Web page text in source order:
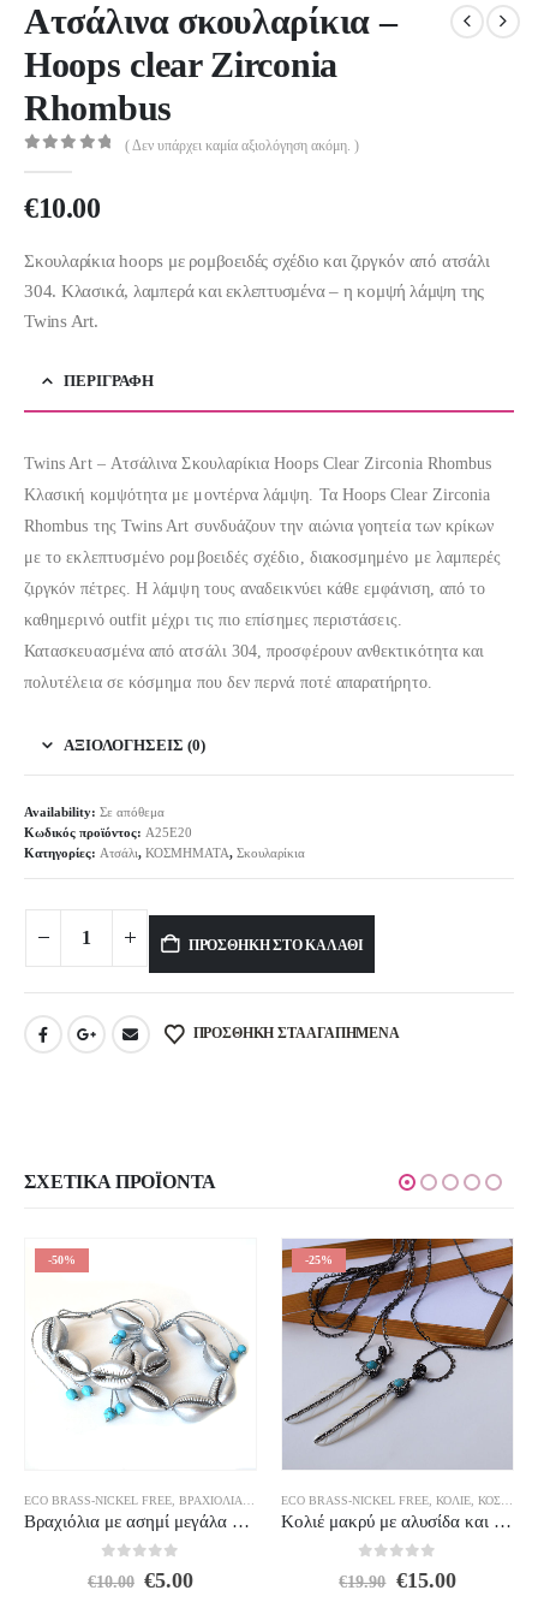
Ατσάλινα σκουλαρίκια –
Hoops clear Zirconia
Rhombus
( Δεν υπάρχει καμία αξιολόγηση ακόμη. )
€10.00
Σκουλαρίκια hoops με ρομβοειδές σχέδιο και ζιργκόν από ατσάλι
304. Κλασικά, λαμπερά και εκλεπτυσμένα – η κομψή λάμψη της
Twins Art.
ΠΕΡΙΓΡΑΦΉ
Twins Art – Ατσάλινα Σκουλαρίκια Hoops Clear Zirconia Rhombus
Κλασική κομψότητα με μοντέρνα λάμψη. Τα Hoops Clear Zirconia
Rhombus της Twins Art συνδυάζουν την αιώνια γοητεία των κρίκων
με το εκλεπτυσμένο ρομβοειδές σχέδιο, διακοσμημένο με λαμπερές
ζιργκόν πέτρες. Η λάμψη τους αναδεικνύει κάθε εμφάνιση, από το
καθημερινό outfit μέχρι τις πιο επίσημες περιστάσεις.
Κατασκευασμένα από ατσάλι 304, προσφέρουν ανθεκτικότητα και
πολυτέλεια σε κόσμημα που δεν περνά ποτέ απαρατήρητο.
ΑΞΙΟΛΟΓΉΣΕΙΣ (0)
Availability: Σε απόθεμα
Κωδικός προϊόντος: A25E20
Κατηγορίες: Ατσάλι, ΚΟΣΜΗΜΑΤΑ, Σκουλαρίκια
ΠΡΟΣΘΉΚΗ ΣΤΟ ΚΑΛΆΘΙ
Alternative:
ΠΡΟΣΘΉΚΗ ΣΤΑ ΑΓΑΠΗΜΈΝΑ
ΣΧΕΤΙΚΆ ΠΡΟΪΌΝΤΑ
ΣΚΟΥΛΑΡΊΚΙΑ
-50%
ECO BRASS-NICKEL FREE ΒΡΑΧΙΌΛΙΑ ΚΟΣΜΗΜΑΤΑ,ΚΟΣΜΉΜΑΤΑ 5€,ΠΡΟΣΦΟΡΕΣ
Βραχιόλια με ασημί μεγάλα κοχύλια
€10.00 Original
€5.00Η
-25%
ECO BRASS-NICKEL FREE ΚΟΛΙΈ ΚΟΣΜΗΜΑΤΑ
Κολιέ μακρύ με αλυσίδα και μεγάλο μοτίφ φτερό φίλντισι και τυρκουάζ
€19.90 Original
€15.00Η